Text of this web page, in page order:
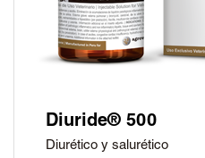
Diuride® 500
Diurético y salurético